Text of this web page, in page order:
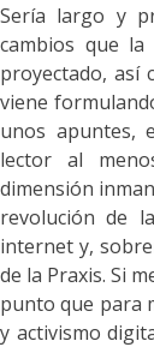
Sería largo y
cambios que
proyectado, así
viene
unos apuntes,
lector al
dimensión
revolución de
internet y,
de la Praxis. Si
punto que para
y activismo